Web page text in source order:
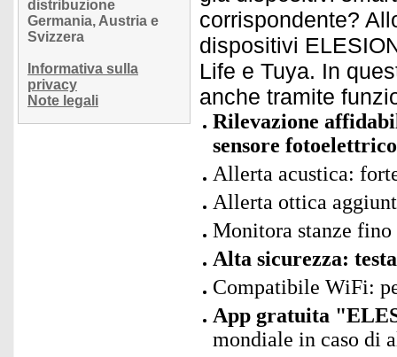
distribuzione
Germania, Austria e
Svizzera
Informativa sulla
privacy
Note legali
corrispondente?
dispositivi
Life e Tuya. In
anche tramite
Rilevazione
sensore
Allerta acustica:
Allerta ottica
Monitora stanze fino
Alta sicurezza:
Compatibile WiFi:
App gratuita
mondiale in caso di